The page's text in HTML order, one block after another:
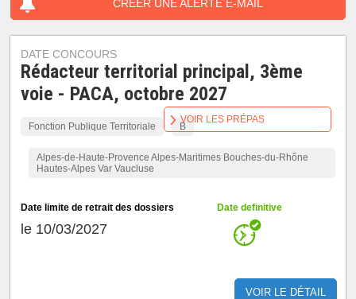
CRÉER UNE ALERTE E-MAIL
DATE CONCOURS
Rédacteur territorial principal, 3ème
voie - PACA, octobre 2027
Fonction Publique Territoriale B
Alpes-de-Haute-Provence Alpes-Maritimes Bouches-du-Rhône
Hautes-Alpes Var Vaucluse
Date limite de retrait des dossiers
le 10/03/2027
Date definitive
VOIR LE DÉTAIL
VOIR LES PRÉPAS